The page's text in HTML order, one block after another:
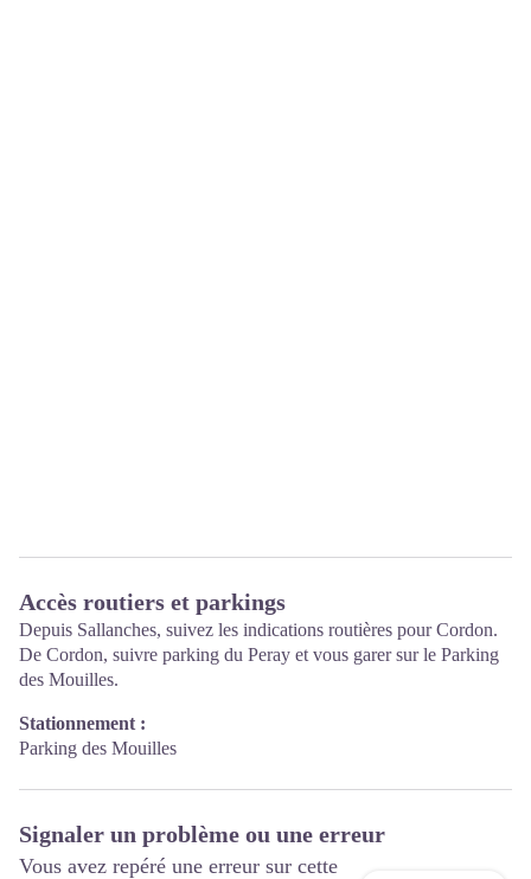
Accès routiers et parkings
Depuis Sallanches, suivez les indications routières pour Cordon.
De Cordon, suivre parking du Peray et vous garer sur le Parking
des Mouilles.
Stationnement :
Parking des Mouilles
Signaler un problème ou une erreur
Vous avez repéré une erreur sur cette